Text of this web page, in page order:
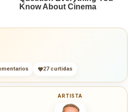
27 curtidas
ARTISTA